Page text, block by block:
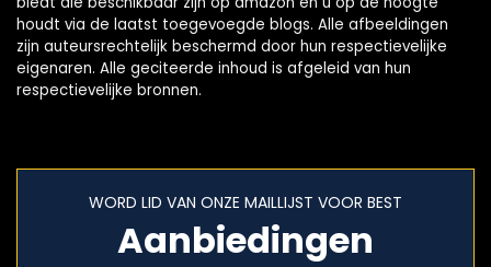
houdt via de laatst toegevoegde blogs. Alle afbeeldingen
zijn auteursrechtelijk beschermd door hun respectievelijke
eigenaren. Alle geciteerde inhoud is afgeleid van hun
respectievelijke bronnen.
WORD LID VAN ONZE MAILLIJST VOOR BEST
Aanbiedingen